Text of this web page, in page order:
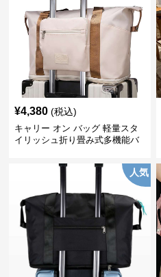
¥4,380 (税込)
キャリー オン バッグ 軽量スタ
イリッシュ折り畳み式多機能バ
人気